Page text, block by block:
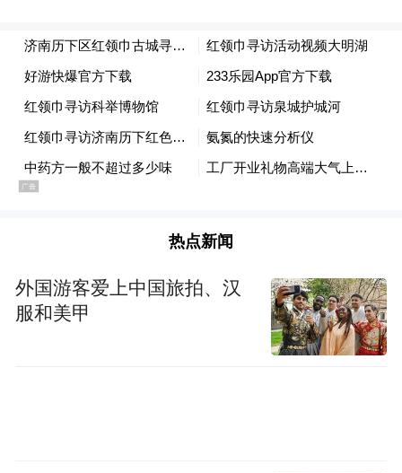
交流对话的活态文化载体。大家真切意识
到，非遗从来不是尘封的老物件，是一代代
匠人坚守下来的文明火种。
热点新闻
外国游客爱上中国旅拍、汉
服和美甲